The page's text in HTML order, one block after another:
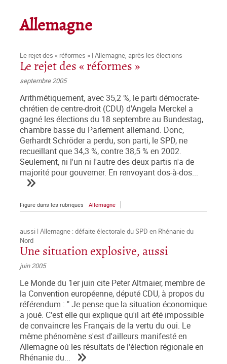
Allemagne
Le rejet des « réformes » | Allemagne, après les élections
Le rejet des « réformes »
septembre 2005
Arithmétiquement, avec 35,2 %, le parti démocrate-
chrétien de centre-droit (CDU) d'Angela Merckel a
gagné les élections du 18 septembre au Bundestag,
chambre basse du Parlement allemand. Donc,
Gerhardt Schröder a perdu, son parti, le SPD, ne
recueillant que 34,3 %, contre 38,5 % en 2002.
Seulement, ni l'un ni l'autre des deux partis n'a de
majorité pour gouverner. En renvoyant dos-à-dos...
Figure dans les rubriques Allemagne
aussi | Allemagne : défaite électorale du SPD en Rhénanie du
Nord
Une situation explosive, aussi
juin 2005
Le Monde du 1er juin cite Peter Altmaier, membre de
la Convention européenne, député CDU, à propos du
référendum : " Je pense que la situation économique
a joué. C'est elle qui explique qu'il ait été impossible
de convaincre les Français de la vertu du oui. Le
même phénomène s'est d'ailleurs manifesté en
Allemagne où les résultats de l'élection régionale en
Rhénanie du...